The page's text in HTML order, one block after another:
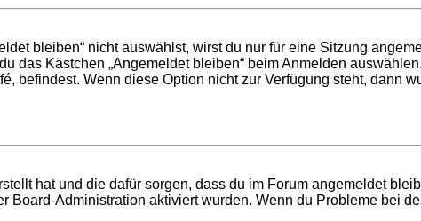
bleiben“ nicht auswählst, wirst du nur für eine Sitzung
das Kästchen „Angemeldet bleiben“ beim Anmelden
befindest. Wenn diese Option nicht zur Verfügung steht, dann
hat und die dafür sorgen, dass du im Forum angemeldet
Board-Administration aktiviert wurden. Wenn du Probleme bei